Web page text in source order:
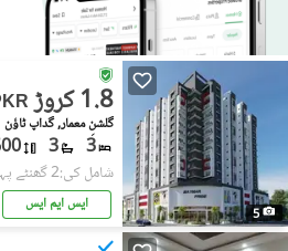
5
1.8 کروڑ
گلشنِ معمار, گداپ ٹاؤن
3
3
شامل کی:2 گھنٹے پہل
ایس ایم ایس